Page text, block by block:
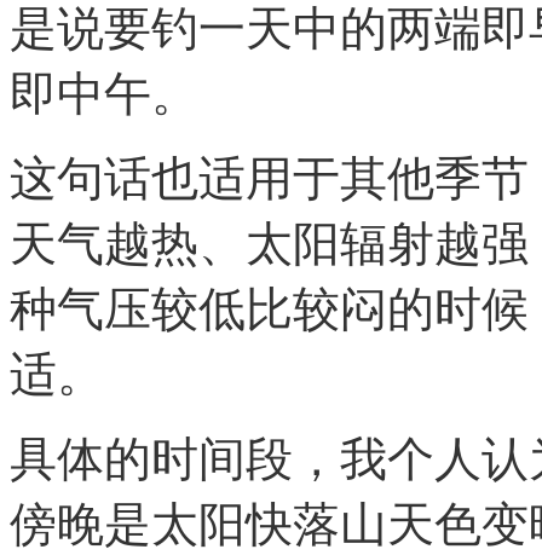
是说要钓一天中的两端
即中午。
这句话也适用于其他季
天气越热、太阳辐射越
种气压较低比较闷的时
适。
具体的时间段，我个人
傍晚是太阳快落山天色